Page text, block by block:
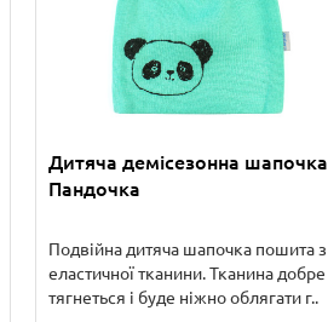
Дитяча демісезонна шапочка
Пандочка
Подвійна дитяча шапочка пошита з
еластичної тканини. Тканина добре
тягнеться і буде ніжно облягати г..